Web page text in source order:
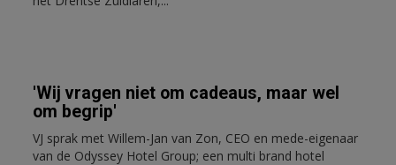
'Wij vragen niet om cadeaus, maar wel
om begrip'
VJ sprak met Willem-Jan van Zon, CEO en mede-eigenaar
van de Odyssey Hotel Group; een multi brand hotel